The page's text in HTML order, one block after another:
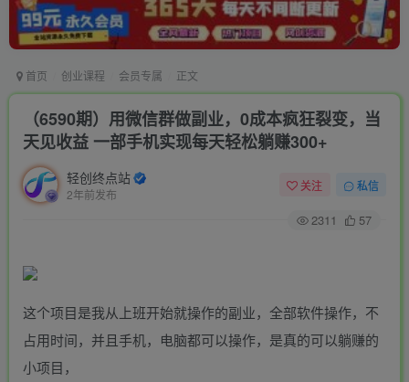
首页 创业课程 会员专属 正文
（6590期）用微信群做副业，0成本疯狂裂变，当
天见收益 一部手机实现每天轻松躺赚300+
轻创终点站
2年前发布
关注 私信
2311 57
这个项目是我从上班开始就操作的副业，全部软件操作，不
占用时间，并且手机，电脑都可以操作，是真的可以躺赚的
小项目，